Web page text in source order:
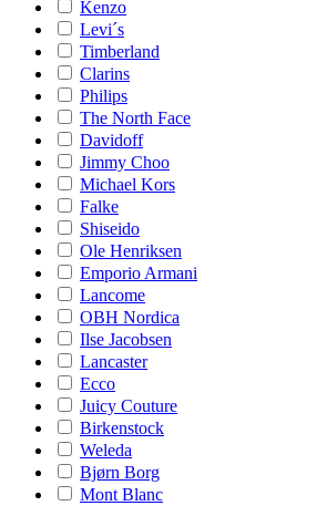
Kenzo
Levi´s
Timberland
Clarins
Philips
The North Face
Davidoff
Jimmy Choo
Michael Kors
Falke
Shiseido
Ole Henriksen
Emporio Armani
Lancome
OBH Nordica
Ilse Jacobsen
Lancaster
Ecco
Juicy Couture
Birkenstock
Weleda
Bjørn Borg
Mont Blanc